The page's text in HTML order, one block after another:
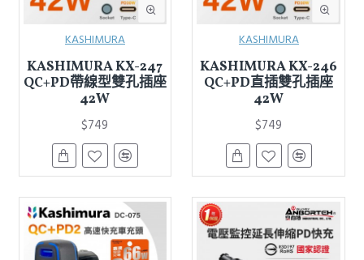
KASHIMURA
KASHIMURA KX-247
QC+PD帶線型雙孔插座
42W
$749
KASHIMURA
KASHIMURA KX-246
QC+PD直插雙孔插座
42W
$749